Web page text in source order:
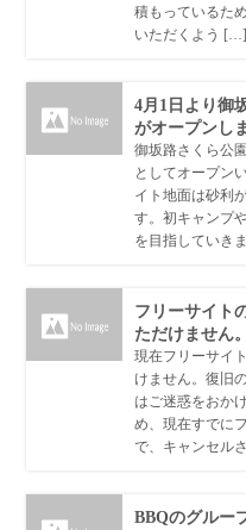
積もっているた
いただくよう […]
4月1日より御
がオープンし
御坂路さくら公
としてオープン
イト地面は砂利
す。初キャンプ
を目指していき
フリーサイト
ただけません。
現在フリーサイ
けません。復旧
はご迷惑をおか
め、現在すでに
で、キャンセル
BBQのグルー